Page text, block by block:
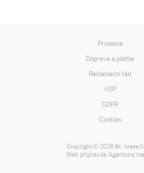
Prodejna
Doprava a platba
Reklamační řád
VOP
GDPR
Cookies
Copyright ©2026 Bc. Aneta
Web připravila Agentura